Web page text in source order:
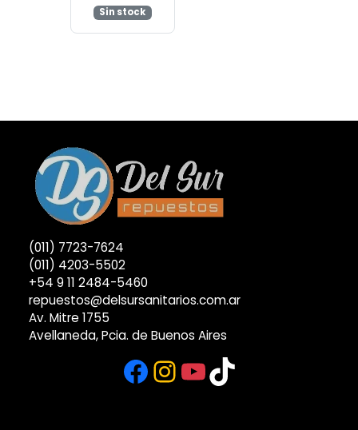
Sin stock
(011) 7723-7624
(011) 4203-5502
+54 9 11 2484-5460
repuestos@delsursanitarios.com.ar
Av. Mitre 1755
Avellaneda, Pcia. de Buenos Aires
Facebook
Instagram
YouTube
TikTok